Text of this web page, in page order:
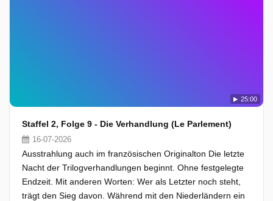
25:00
Staffel 2, Folge 9 - Die Verhandlung (Le Parlement)
16-07-2026
Ausstrahlung auch im französischen Originalton Die letzte
Nacht der Trilogverhandlungen beginnt. Ohne festgelegte
Endzeit. Mit anderen Worten: Wer als Letzter noch steht,
trägt den Sieg davon. Während mit den Niederländern ein